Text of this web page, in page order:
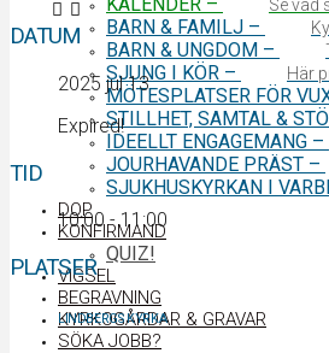
Se vad
BARN & FAMILJ –
BARN & UNGDOM –
SJUNG I KÖR – Här
MÖTESPLATSER FÖR
STILLHET, SAMTAL &
IDEELLT ENGAGEMANG –
JOURHAVANDE PRÄST –
SJUKHUSKYRKAN I
DOP
KONFIRMAND
QUIZ!
VIGSEL
BEGRAVNING
KYRKOGÅRDAR & GRAVAR
SÖKA JOBB?
DATUM
2025 jul 13
Expired!
TID
10:00 - 11:00
PLATSER
LINDBERGS KYRKA